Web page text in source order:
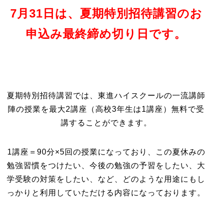
7月31日は、夏期特別招待講習のお
申込み最終締め切り日です。
夏期特別招待講習では、東進ハイスクールの一流講師
陣の授業を最大2講座（高校3年生は1講座）無料で受
講することができます。
1講座＝90分×5回の授業になっており、この夏休みの
勉強習慣をつけたい、今後の勉強の予習をしたい、大
学受験の対策をしたい、など、どのような用途にもし
っかりと利用していただける内容になっております。